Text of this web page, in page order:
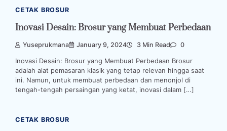
CETAK BROSUR
Inovasi Desain: Brosur yang Membuat Perbedaan
Yuseprukmana January 9, 2024 3 Min Read 0
Inovasi Desain: Brosur yang Membuat Perbedaan Brosur
adalah alat pemasaran klasik yang tetap relevan hingga saat
ini. Namun, untuk membuat perbedaan dan menonjol di
tengah-tengah persaingan yang ketat, inovasi dalam […]
CETAK BROSUR